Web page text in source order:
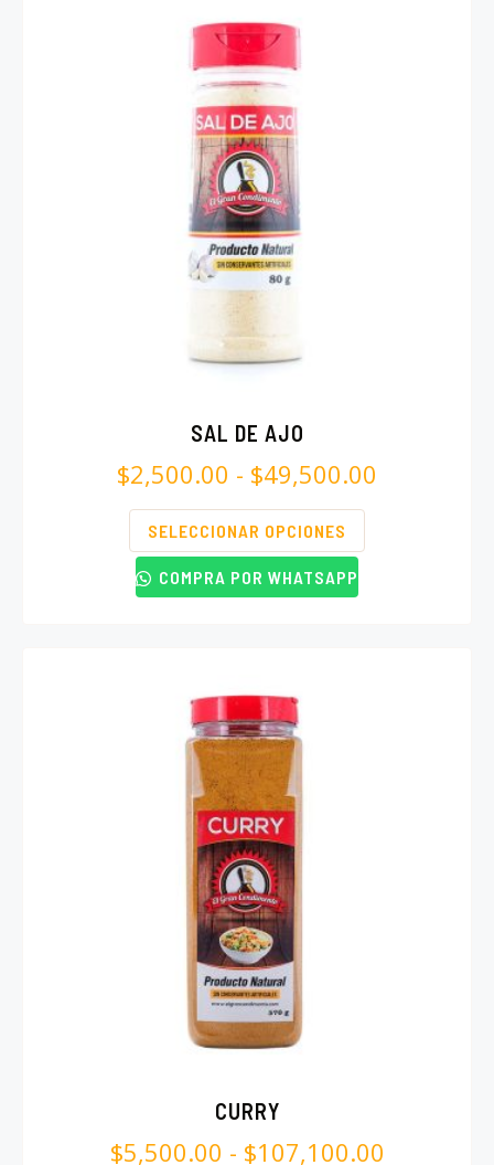
SAL DE AJO
$2,500.00 - $49,500.00
SELECCIONAR OPCIONES
COMPRA POR WHATSAPP
CURRY
$5,500.00 - $107,100.00